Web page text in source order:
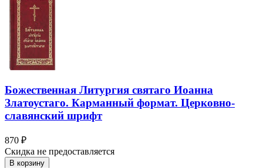
Божественная Литургия святаго Иоанна
Златоустаго. Карманный формат. Церковно-
славянский шрифт
870 ₽
Скидка не предоставляется
В корзину